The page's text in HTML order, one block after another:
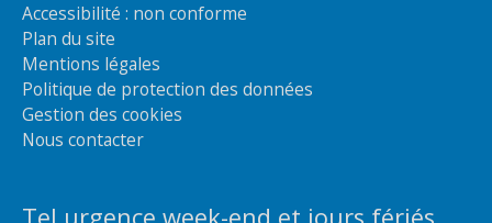
Accessibilité : non conforme
Plan du site
Mentions légales
Politique de protection des données
Gestion des cookies
Nous contacter